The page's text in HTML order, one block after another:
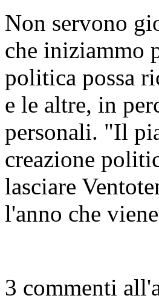
Non servono
che iniziammo
politica possa
e le altre, in
personali. "Il
creazione
lasciare
l'anno che
3 commenti